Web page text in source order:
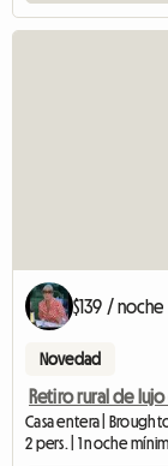
$139 / noche
Novedad
2 pers. | 1 noche